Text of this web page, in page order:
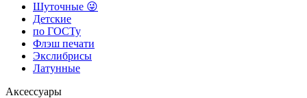
Шуточные 😜
Детские
по ГОСТу
Флэш печати
Экслибрисы
Латунные
Аксессуары